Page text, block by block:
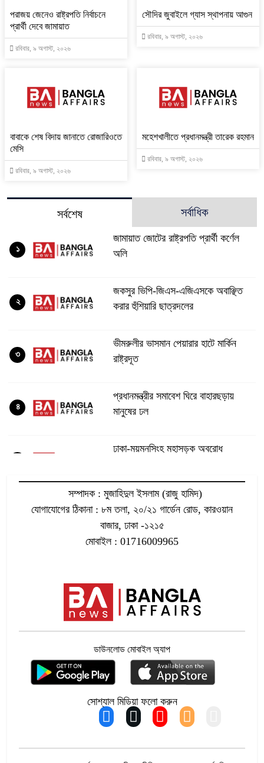
পরাজয় জেনেও রাষ্ট্রপতি নির্বাচনে
প্রার্থী দেবে জামায়াত
রবিবার, ৯ অগাস্ট, ২০২৬
সৌদির জুবাইলে গ্যাস স্থাপনায় আগুন
রবিবার, ৯ অগাস্ট, ২০২৬
বাবাকে শেষ বিদায় জানাতে রোজারিওতে
মেসি
রবিবার, ৯ অগাস্ট, ২০২৬
মহেশখালীতে প্রধানমন্ত্রী তারেক রহমান
রবিবার, ৯ অগাস্ট, ২০২৬
সর্বশেষ সর্বাধিক
জামায়াত জোটের রাষ্ট্রপতি প্রার্থী কর্ণেল
অলি
১
জকসুর ভিপি-জিএস-এজিএসকে অবাঞ্ছিত
করার হুঁশিয়ারি ছাত্রদলের
২
ভীমরুলীর ভাসমান পেয়ারার হাটে মার্কিন
রাষ্ট্রদূত
৩
প্রধানমন্ত্রীর সমাবেশ ঘিরে বাহারছড়ায়
মানুষের ঢল
৪
ঢাকা-ময়মনসিংহ মহাসড়ক অবরোধ
পরাজয় জেনেও রাষ্ট্রপতি নির্বাচনে প্রার্থী
দেবে জামায়াত
বাবাকে শেষ বিদায় জানাতে রোজারিওতে মেসি
রাষ্ট্রপতি নির্বাচনে দুটি মনোনয়নপত্র সংগ্রহ
বিএনপির
অভাব-অবহেলা-বঞ্চনায় পাহাড়ের মানুষের
জীবন
সম্পাদক : মুজাহিদুল ইসলাম (রাজু হামিদ)
যোগাযোগের ঠিকানা : ৮ম তলা, ২০/২১ গার্ডেন রোড, কারওয়ান
বাজার, ঢাকা -১২১৫
মোবাইল : 01716009965
ডাউনলোড মোবাইল অ্যাপ
সোশ্যাল মিডিয়া ফলো করুন